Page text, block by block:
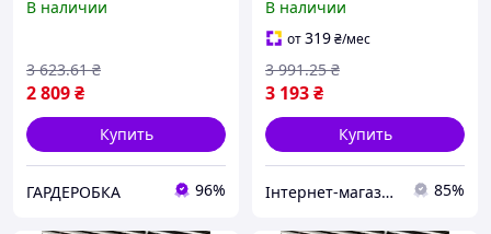
демисезонные, Женская
на подарок, Домашний
комплект для
В наличии
2 809₴
3 623.61 ₴
Купить
ГАРДЕРОБКА 96%
создания модных образов
W31
В наличии
от319₴/мес
3 193₴
3 991.25 ₴
Купить
Інтернет-магазин SALE TOOLS 85%